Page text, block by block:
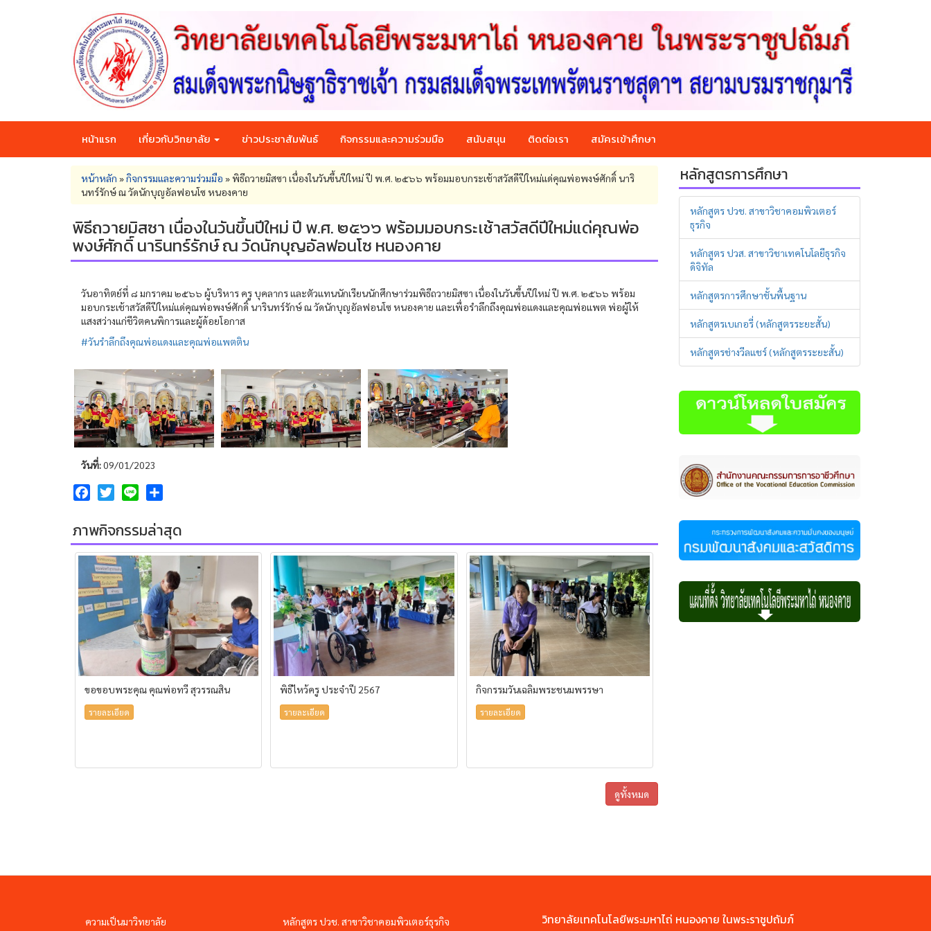
หน้าแรก เกี่ยวกับวิทยาลัย ข่าวประชาสัมพันธ์ กิจกรรมและความร่วมมือ สนับสนุน ติดต่อเรา สมัครเข้าศึกษา
You
are
here
หน้าหลัก »กิจกรรมและความร่วมมือ »พิธีถวายมิสซา เนื่องในวันขึ้นปีใหม่ ปี พ.ศ. ๒๕๖๖ พร้อมมอบกระเช้าสวัสดีปีใหม่แด่คุณพ่อพงษ์ศักดิ์ นาริ
นทร์รักษ์ ณ วัดนักบุญอัลฟอนโซ หนองคาย
พิธีถวายมิสซา เนื่องในวันขึ้นปีใหม่ ปี พ.ศ. ๒๕๖๖ พร้อมมอบกระเช้าสวัสดีปีใหม่แด่คุณพ่อ
พงษ์ศักดิ์ นารินทร์รักษ์ ณ วัดนักบุญอัลฟอนโซ หนองคาย
วันอาทิตย์ที่ ๘ มกราคม ๒๕๖๖ ผู้บริหาร ครู บุคลากร และตัวแทนนักเรียนนักศึกษาร่วมพิธีถวายมิสซา เนื่องในวันขึ้นปีใหม่ ปี พ.ศ. ๒๕๖๖ พร้อม
มอบกระเช้าสวัสดีปีใหม่แด่คุณพ่อพงษ์ศักดิ์ นารินทร์รักษ์ ณ วัดนักบุญอัลฟอนโซ หนองคาย และเพื่อรำลึกถึงคุณพ่อแดงและคุณพ่อแพต พ่อผู้ให้
แสงสว่างแก่ชีวิตคนพิการและผู้ด้อยโอกาส
#วันรำลึกถึงคุณพ่อแดงและคุณพ่อแพตติน
วันที่:09/01/2023
Facebook
Twitter Line
ภาพกิจกรรมล่าสุด
ขอขอบพระคุณ คุณพ่อทวี สุวรรณสิน
รายละเอียด
พิธีไหว้ครู ประจำปี 2567
รายละเอียด
กิจกรรมวันเฉลิมพระชนมพรรษา
รายละเอียด
ดูทั้งหมด
หลักสูตรการศึกษา
หลักสูตร ปวช. สาขาวิชาคอมพิวเตอร์
ธุรกิจ
หลักสูตร ปวส. สาขาวิชาเทคโนโลยีธุรกิจ
ดิจิทัล
หลักสูตรการศึกษาชั้นพื้นฐาน
หลักสูตรเบเกอรี่ (หลักสูตรระยะสั้น)
หลักสูตรช่างวีลแชร์ (หลักสูตรระยะสั้น)
ความเป็นมาวิทยาลัย หลักสูตร ปวช. สาขาวิชาคอมพิวเตอร์ธุรกิจ วิทยาลัยเทคโนโลยีพระมหาไถ่ หนองคาย ในพระราชูปถัมภ์